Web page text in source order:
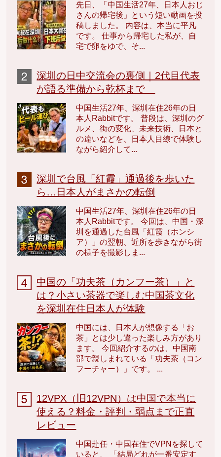
先日、「中国生活27年、日本人おじ
さんの帰宅後」という短い動画を投
稿しました。 内容は、本当に平凡
です。 仕事から帰宅した私が、自
宅で卵をゆで、そ...
深圳の日中交流会の裏側｜2代目代表
が語る準備から乾杯まで
中国生活27年、深圳在住26年の日
本人Rabbitです。 普段は、深圳のグ
ルメ、街の変化、未来技術、日本と
の違いなどを、日本人目線で体験し
ながら紹介して...
深圳で台風「紅霞」通過後を歩いた
ら…日本人がまさかの転倒
中国生活27年、深圳在住26年の日
本人Rabbitです。 今回は、中国・深
圳を通過した台風「紅霞（ホンシ
ア）」の翌朝、近所を歩きながら街
の様子を撮影しま...
中国の「功夫茶（カンフー茶）」と
は？小さい茶器で楽しむ中国茶文化
を深圳在住日本人が体験
中国には、日本人が想像する「お
茶」とは少し違った楽しみ方があり
ます。 今回紹介するのは、中国南
部で親しまれている「功夫茶（コン
フーチャー）」です。 ...
12VPX（旧12VPN）は中国で本当に
使える？料金・評判・弱点まで正直
レビュー
中国赴任・中国在住でVPNを探して
いると、 「結局どれが一番安定す